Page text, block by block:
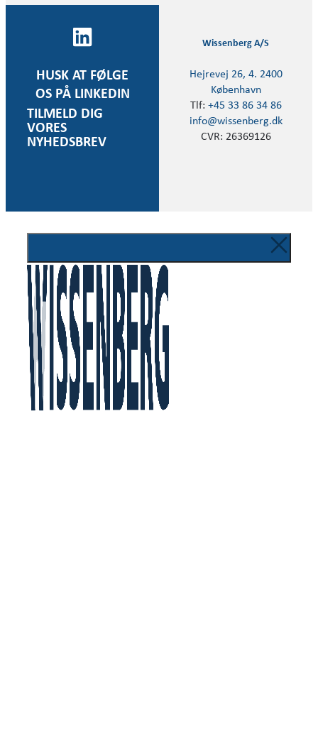
HUSK AT FØLGE
OS PÅ LINKEDIN
TILMELD DIG
VORES
NYHEDSBREV
Wissenberg A/S
Hejrevej 26, 4. 2400
København
Tlf: +45 33 86 34 86
info@wissenberg.dk
CVR: 26369126